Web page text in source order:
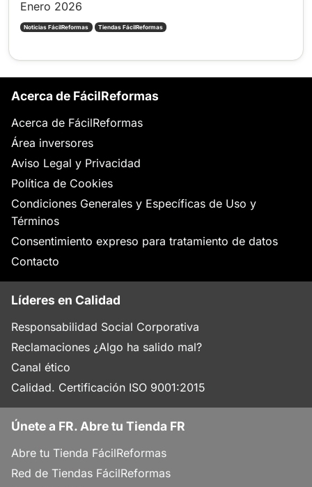
Enero 2026
Noticias FácilReformas Tiendas FácilReformas
Acerca de FácilReformas
Acerca de FácilReformas
Área inversores
Aviso Legal y Privacidad
Política de Cookies
Condiciones Generales y Específicas de Uso y
Términos
Consentimiento expreso para tratamiento de datos
Contacto
Líderes en Calidad
Responsabilidad Social Corporativa
Reclamaciones ¿Algo ha salido mal?
Canal ético
Calidad. Certificación ISO 9001:2015
Únete a FR. Abre tu Tienda FR
Abre tu Tienda FácilReformas
Red de Tiendas FácilReformas